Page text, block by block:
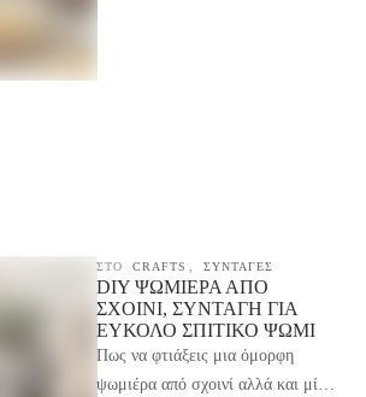
ΣΤΟ CRAFTS ΣΥΝΤΑΓΕΣ
DIY ΨΩΜΙΈΡΑ ΑΠΌ
ΣΧΟΙΝΊ, ΣΥΝΤΑΓΉ ΓΙΑ
ΕΎΚΟΛΟ ΣΠΙΤΙΚΌ ΨΩΜΊ
Πως να φτιάξεις μια όμορφη
ψωμιέρα από σχοινί αλλά και μία